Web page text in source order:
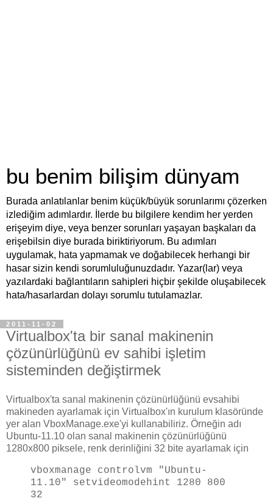
bu benim bilişim dünyam
Burada anlatılanlar benim küçük/büyük sorunlarımı çözerken
izlediğim adımlardır. İlerde bu bilgilere kendim her yerden
erişeyim diye, veya benzer sorunları yaşayan başkaları da
erişebilsin diye burada biriktiriyorum. Bu adımları
uygulamak, hata yapmamak ve doğabilecek herhangi bir
hasar sizin kendi sorumluluğunuzdadır. Yazar(lar) veya
yazılardaki bağlantıların sahipleri hiçbir şekilde oluşabilecek
hata/hasarlardan dolayı sorumlu tutulamazlar.
2011-11-02
Virtualbox'ta bir sanal makinenin
çözünürlüğünü ev sahibi işletim
sisteminden değiştirmek
Virtualbox'ta sanal makinenin çözünürlüğünü evsahibi
makineden ayarlamak için Virtualbox'ın kurulum klasöründe
yer alan VboxManage.exe'yi kullanabiliriz. Örneğin adı
Ubuntu-11.10 olan sanal makinenin çözünürlüğünü
1280x800 piksele, renk derinliğini 32 bite ayarlamak için
vboxmanage controlvm "Ubuntu-
11.10" setvideomodehint 1280 800
32